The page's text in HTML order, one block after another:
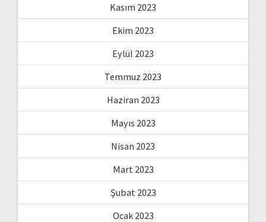
Kasım 2023
Ekim 2023
Eylül 2023
Temmuz 2023
Haziran 2023
Mayıs 2023
Nisan 2023
Mart 2023
Şubat 2023
Ocak 2023